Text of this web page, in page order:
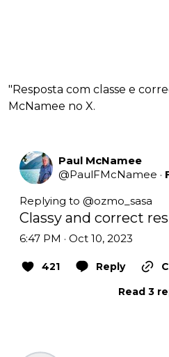
"Resposta com classe e
McNamee no X.
Paul McNamee
@PaulFMcNamee ·
Replying to @ozmo_sasa
Classy and correct
6:47 PM · Oct 10, 2023
421 Reply
Read 3